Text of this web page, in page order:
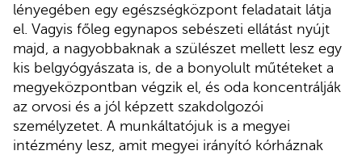
lényegében egy egészségközpont feladatait látja
el. Vagyis főleg egynapos sebészeti ellátást nyújt
majd, a nagyobbaknak a szülészet mellett lesz egy
kis belgyógyászata is, de a bonyolult műtéteket a
megyeközpontban végzik el, és oda koncentrálják
az orvosi és a jól képzett szakdolgozói
személyzetet. A munkáltatójuk is a megyei
intézmény lesz, amit megyei irányító kórháznak